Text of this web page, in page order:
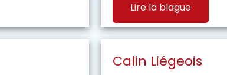
Lire la blague
Calin Liégeois